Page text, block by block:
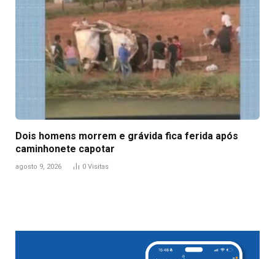
Dois homens morrem e grávida fica ferida após
caminhonete capotar
agosto 9, 2026 0 Visitas